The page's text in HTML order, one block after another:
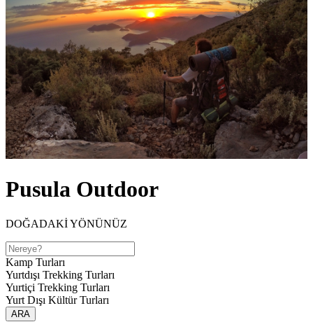
Pusula Outdoor
DOĞADAKİ YÖNÜNÜZ
Kamp Turları
Yurtdışı Trekking Turları
Yurtiçi Trekking Turları
Yurt Dışı Kültür Turları
ARA